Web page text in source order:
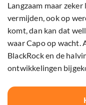
Langzaam maar
vermijden, ook op
komt, dan kan dat
waar Capo op wacht.
BlackRock en de
ontwikkelingen